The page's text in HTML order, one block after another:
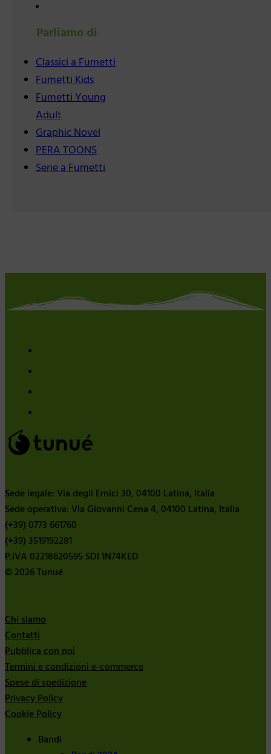
Parliamo di
Classici a Fumetti
Fumetti Kids
Fumetti Young
Adult
Graphic Novel
PERA TOONS
Serie a Fumetti
Sede legale: Via degli Ernici 30, 04100 Latina, Italia
Sede operativa: Via Giovanni Cena 4, 04100 Latina, Italia
(+39) 0773 661760
(+39) 3519192281
P.IVA 02218620595 SDI 1N74KED
© 2026 Tunué
Chi siamo
Contatti
Pubblica con noi
Termini e condizioni e-commerce
Spese di spedizione
Privacy Policy
Cookie Policy
Bandi